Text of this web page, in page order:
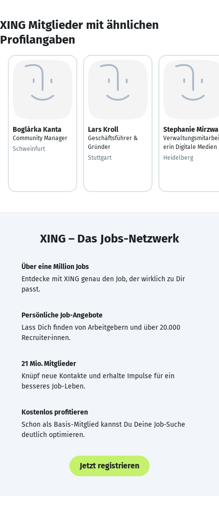
XING Mitglieder mit ähnlichen
Profilangaben
Boglárka Kanta
Community Manager
Schweinfurt
Lars Kroll
Geschäftsführer &
Gründer
Stuttgart
Stephanie Mirzwa
erin Digitale Medien
Heidelberg
XING – Das Jobs-Netzwerk
Über eine Million Jobs
Entdecke mit XING genau den Job, der wirklich zu Dir
passt.
Persönliche Job-Angebote
Lass Dich finden von Arbeitgebern und über 20.000
Recruiter·innen.
21 Mio. Mitglieder
Knüpf neue Kontakte und erhalte Impulse für ein
besseres Job-Leben.
Kostenlos profitieren
Schon als Basis-Mitglied kannst Du Deine Job-Suche
deutlich optimieren.
Jetzt registrieren